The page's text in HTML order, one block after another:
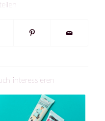
interessieren